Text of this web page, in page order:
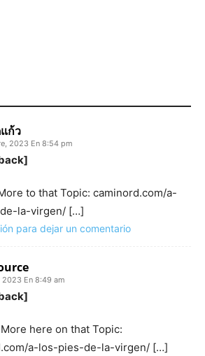
ก้ว
2023 En 8:54 pm
to that Topic: caminord.com/a-
la-virgen/ […]
para dejar un comentario
En 8:49 am
here on that Topic:
a-los-pies-de-la-virgen/ […]